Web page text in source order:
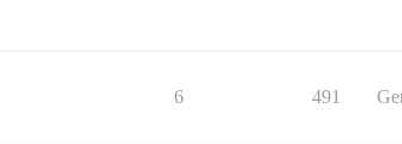
6 491